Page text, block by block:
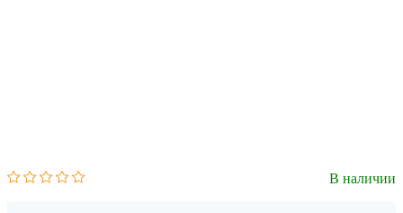
В наличии